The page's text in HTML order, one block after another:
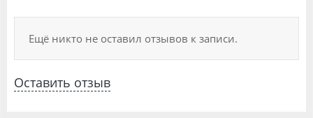
Ещё никто не оставил отзывов к записи.
Оставить отзыв